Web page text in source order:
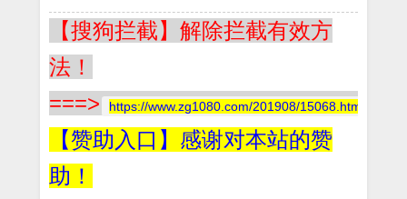
【搜狗拦截】解除拦截有效方
法！
===>
https://www.zg1080.com/201908/15068.html
【赞助入口】感谢对本站的赞
助！